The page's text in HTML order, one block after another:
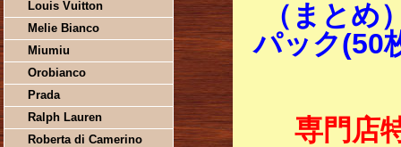
Louis Vuitton
Melie Bianco
Miumiu
Orobianco
Prada
Ralph Lauren
Roberta di Camerino
（まとめ
パック(50
専門店